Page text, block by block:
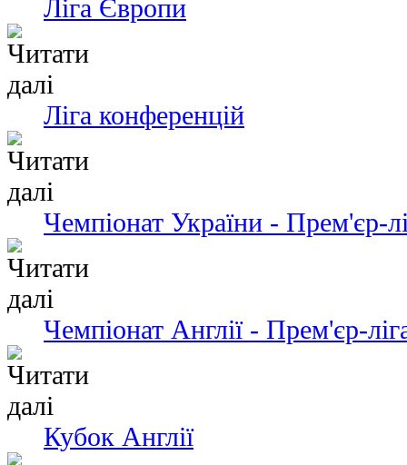
Ліга Європи
Ліга конференцій
Чемпіонат України - Прем'єр-
Чемпіонат Англії - Прем'єр-
Кубок Англії